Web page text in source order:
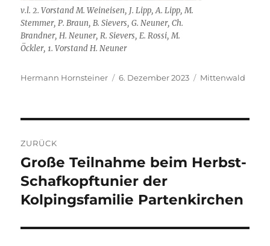
v.l. 2. Vorstand M. Weineisen, J. Lipp, A. Lipp, M.
Stemmer, P. Braun, B. Sievers, G. Neuner, Ch.
Brandner, H. Neuner, R. Sievers, E. Rossi, M.
Öckler, 1. Vorstand H. Neuner
Autor
Hermann Hornsteiner
Veröffentlicht
6. Dezember 2023 Kategorien
Mittenwald
ZURÜCK
Vorheriger
Beitrag:
Große Teilnahme beim Herbst-
Schafkopftunier der
Kolpingsfamilie Partenkirchen